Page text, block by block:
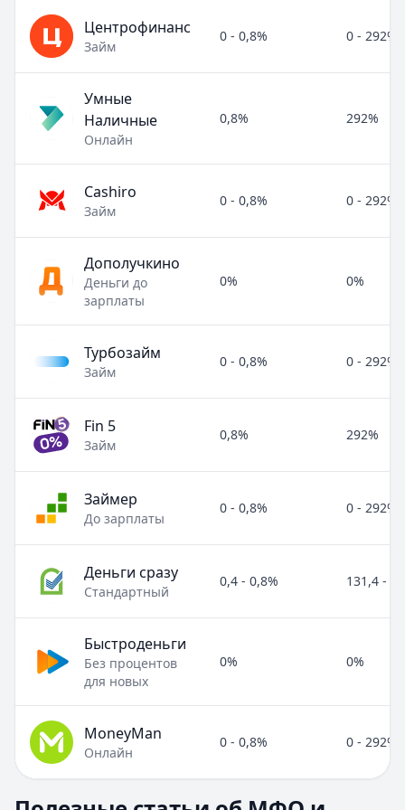
Центрофинанс
Займ
0 - 0,8% 0 - 292%
Умные
Наличные
Онлайн
0,8% 292%
Cashiro
Займ
0 - 0,8% 0 - 292%
Дополучкино
Деньги до
зарплаты
0% 0%
Турбозайм
Займ
0 - 0,8% 0 - 292%
Fin 5
Займ
0,8% 292%
Займер
До зарплаты
0 - 0,8% 0 - 292%
Деньги сразу
Стандартный
0,4 - 0,8% 131,4 -
Быстроденьги
Без процентов
для новых
0% 0%
MoneyMan
Онлайн
0 - 0,8% 0 - 292%